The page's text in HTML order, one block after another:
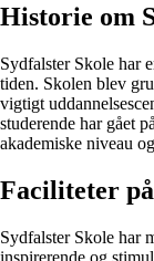
Historie om
Sydfalster Skole har
tiden. Skolen blev
vigtigt
studerende har gået
akademiske niveau
Faciliteter
Sydfalster Skole har
inspirerende og